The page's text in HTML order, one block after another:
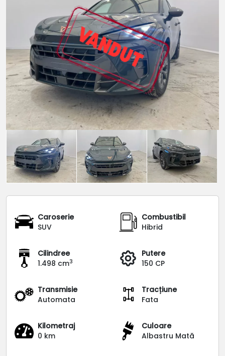
Caroserie
SUV
Combustibil
Hibrid
Cilindree
1.498 cm3
Putere
150 CP
Transmisie
Automata
Tracțiune
Fata
Kilometraj
0 km
Culoare
Albastru Mată